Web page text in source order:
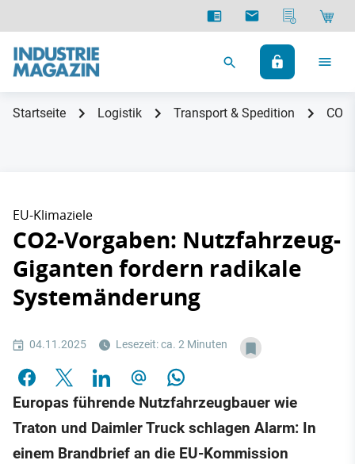
Startseite Logistik Transport & Spedition
EU-Klimaziele
CO2-Vorgaben: Nutzfahrzeug-
Giganten fordern radikale
Systemänderung
04.11.2025 Lesezeit: ca. 2 Minuten
Europas führende Nutzfahrzeugbauer wie
Traton und Daimler Truck schlagen Alarm: In
einem Brandbrief an die EU-Kommission